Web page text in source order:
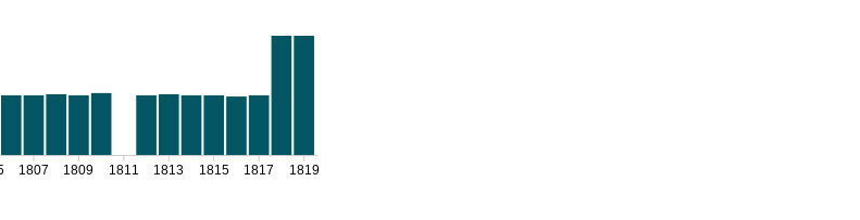
1807 1809 1811 1813 1815 1817 1819